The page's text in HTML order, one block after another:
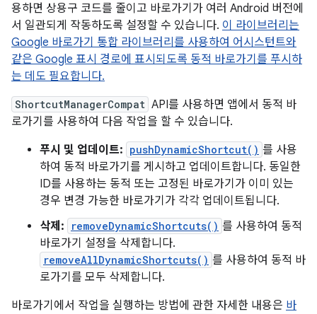
용하면 상용구 코드를 줄이고 바로가기가 여러 Android 버전에
서 일관되게 작동하도록 설정할 수 있습니다. 이 라이브러리는
Google 바로가기 통합 라이브러리를 사용하여 어시스턴트와
같은 Google 표시 경로에 표시되도록 동적 바로가기를 푸시하
는 데도 필요합니다.
ShortcutManagerCompat API를 사용하면 앱에서 동적 바
로가기를 사용하여 다음 작업을 할 수 있습니다.
푸시 및 업데이트: pushDynamicShortcut() 를 사용
하여 동적 바로가기를 게시하고 업데이트합니다. 동일한
ID를 사용하는 동적 또는 고정된 바로가기가 이미 있는
경우 변경 가능한 바로가기가 각각 업데이트됩니다.
삭제:
removeDynamicShortcuts() 를 사용하여 동적
바로가기 설정을 삭제합니다.
removeAllDynamicShortcuts() 를 사용하여 동적 바
로가기를 모두 삭제합니다.
바로가기에서 작업을 실행하는 방법에 관한 자세한 내용은 바